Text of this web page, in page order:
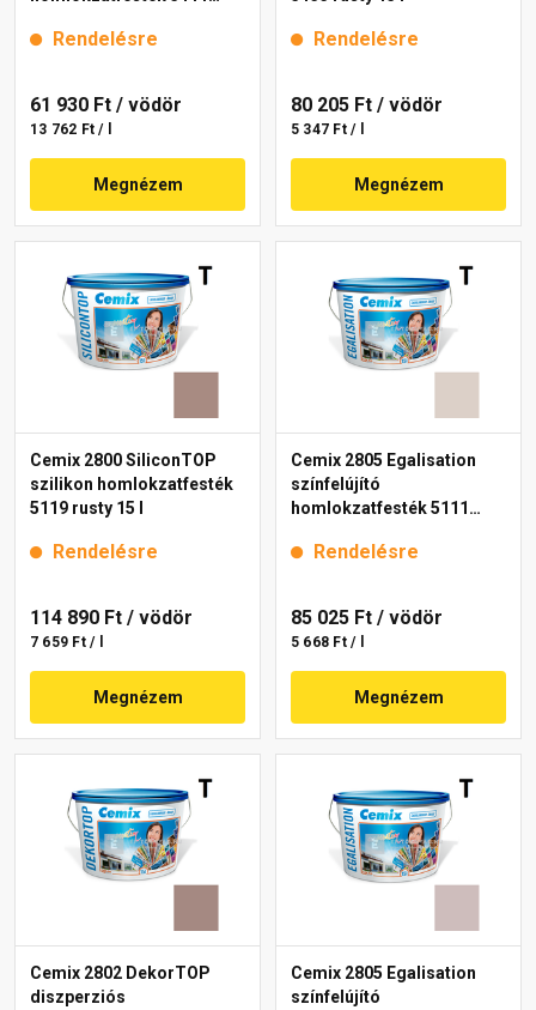
Rendelésre
61 930 Ft / vödör
13 762 Ft / l
Megnézem
Rendelésre
80 205 Ft / vödör
5 347 Ft / l
Megnézem
Cemix 2800 SiliconTOP
szilikon homlokzatfesték
5119 rusty 15 l
Rendelésre
114 890 Ft / vödör
7 659 Ft / l
Megnézem
Cemix 2805 Egalisation
színfelújító
homlokzatfesték 5111
Rendelésre
85 025 Ft / vödör
5 668 Ft / l
Megnézem
Cemix 2802 DekorTOP
diszperziós
Cemix 2805 Egalisation
színfelújító